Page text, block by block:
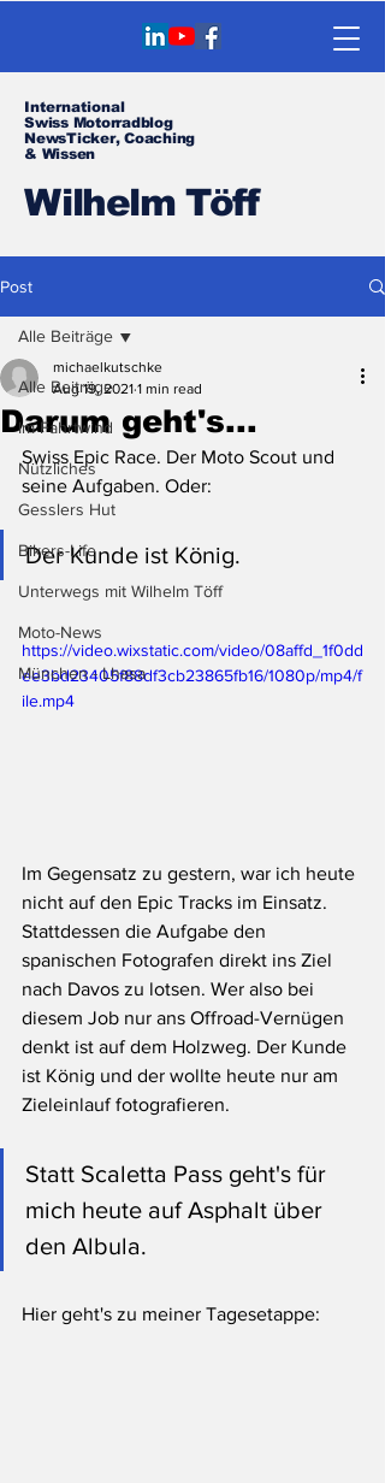
International
Swiss Motorradblog
NewsTicker, Coaching
& Wissen
Wilhelm Töff
Post
Alle Beiträge
Im Fahrtwind
Nützliches
Gesslers Hut
Bikers-Life
Unterwegs mit Wilhelm Töff
Moto-News
München - Lhasa
Alle Beiträge
Darum geht's...
michaelkutschke
Aug 19, 2021 1 min read
Swiss Epic Race. Der Moto Scout und
seine Aufgaben. Oder:
Der Kunde ist König.
https://video.wixstatic.com/video/08affd_1f0dd
ee3bd23405f88df3cb23865fb16/1080p/mp4/f
ile.mp4
Im Gegensatz zu gestern, war ich heute
nicht auf den Epic Tracks im Einsatz.
Stattdessen die Aufgabe den
spanischen Fotografen direkt ins Ziel
nach Davos zu lotsen. Wer also bei
diesem Job nur ans Offroad-Vernügen
denkt ist auf dem Holzweg. Der Kunde
ist König und der wollte heute nur am
Zieleinlauf fotografieren.
Statt Scaletta Pass geht's für
mich heute auf Asphalt über
den Albula.
Hier geht's zu meiner Tagesetappe: